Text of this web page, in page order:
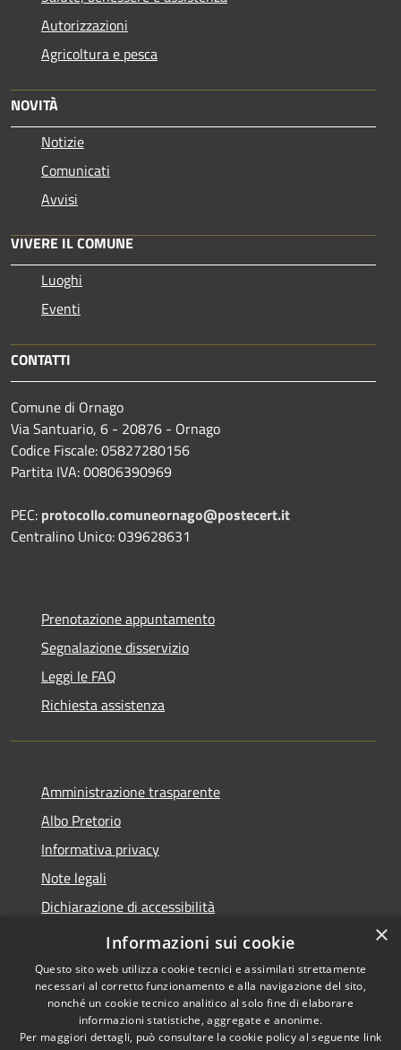
Autorizzazioni
Agricoltura e pesca
NOVITÀ
Notizie
Comunicati
Avvisi
VIVERE IL COMUNE
Luoghi
Eventi
CONTATTI
Comune di Ornago
Via Santuario, 6 - 20876 - Ornago
Codice Fiscale: 05827280156
Partita IVA: 00806390969
PEC: protocollo.comuneornago@postecert.it
Centralino Unico: 039628631
Prenotazione appuntamento
Segnalazione disservizio
Leggi le FAQ
Richiesta assistenza
Amministrazione trasparente
Albo Pretorio
Informativa privacy
Note legali
Dichiarazione di accessibilità
Obiettivi di accessibilità
Copyright © 2026 • Comune di
×
Informazioni sui cookie
Questo sito web utilizza cookie tecnici e assimilati strettamente
necessari al corretto funzionamento e alla navigazione del sito,
nonché un cookie tecnico analitico al solo fine di elaborare
informazioni statistiche, aggregate e anonime.
Per maggiori dettagli, può consultare la cookie policy al seguente link